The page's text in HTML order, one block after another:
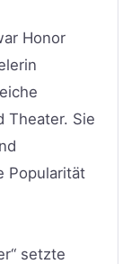
Honor
Theater. Sie
Popularität
setzte